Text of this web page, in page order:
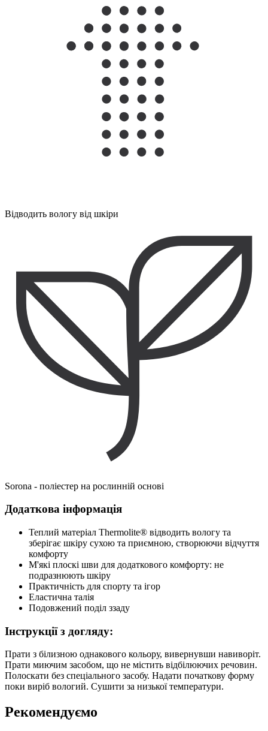
Відводить вологу від шкіри
Sorona - поліестер на рослинній основі
Додаткова інформація
Теплий матеріал Thermolite® відводить вологу та
зберігає шкіру сухою та приємною, створюючи відчуття
комфорту
М'які плоскі шви для додаткового комфорту: не
подразнюють шкіру
Практичність для спорту та ігор
Еластична талія
Подовжений поділ ззаду
Інструкції з догляду:
Прати з білизною однакового кольору, вивернувши навиворіт.
Прати миючим засобом, що не містить відбілюючих речовин.
Полоскати без спеціального засобу. Надати початкову форму
поки виріб вологий. Сушити за низької температури.
Рекомендуємо